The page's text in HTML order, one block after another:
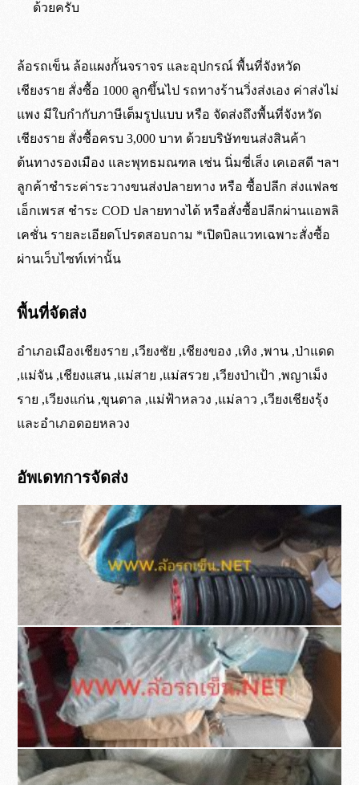
ด้วยครับ
เป็นล้อยางตันธรรมชาติ เนื้อเดียวกันทั้งชิ้น
ยาง
ไม่ใช่ล้อฉีดโฟมด้านใน
ล้อยางตันธรรมชาติ
เขต กทม. ปริมณฑล และจังหวัดใกล้เคียง
จัดส่งด้วยรถทางร้าน
ต่างจังหวัด ส่งผ่าน บ.ขนส่งสินค้าหีบห่อ ต้นทาง
รองเมือง และ พุทธมณฑล ( ค่าระวางจัดส่งสินค้าเก็บ
ที่ปลายทาง )
ดูเพิ่มเติมการจัดส่ง
เขต กทม. และปริมณฑล จัดส่งถึงหน้างาน
ภายใน 5 ชั่วโมง*
สำหรับคำสั่งซื้อที่เสร็จสิ้นภาย ในเวลา 10:00 น.
ต่างจังหวัด ส่งผ่าน บ.ขนส่ง ขึ้นอยู่กับขนส่ง
ที่ใช้*
*จัดส่งทุกวัน ยกเว้นวัน อาทิตย์ และวันหยุดนักขัตฤกษ์
ไม่ต้องรอแชทอีกต่อไป สั่งซื้อผ่านระบบ
ร้านค้าออนไลน์ ได้ตลอด 24 ชั่วโมง
*สั่งซื้อผ่านระบบเว็บไซท์ มีจำนวนขั้นต่ำ 3,000 บาท
ในการสั่งซื้อ
สั่งซื้อผ่านระบบ ร้านค้า
ล้อรถเข็น ล้อแผงกั้นจราจร และอุปกรณ์ พื้นที่จังหวัด
เชียงราย สั่งซื้อ 1000 ลูกขึ้นไป รถทางร้านวิ่งส่งเอง ค่าส่งไม่
แพง มีใบกำกับภาษีเต็มรูปแบบ หรือ จัดส่งถึงพื้นที่จังหวัด
เชียงราย สั่งซื้อครบ 3,000 บาท ด้วยบริษัทขนส่งสินค้า
ต้นทางรองเมือง และพุทธมณฑล เช่น นิ่มซี่เส็ง เคเอสดี ฯลฯ
ลูกค้าชำระค่าระวางขนส่งปลายทาง หรือ ซื้อปลีก ส่งแฟลช
เอ็กเพรส ชำระ COD ปลายทางได้ หรือสั่งซื้อปลีกผ่านแอพลิ
เคชั่น รายละเอียดโปรดสอบถาม *เปิดบิลแวทเฉพาะสั่งซื้อ
ผ่านเว็บไซท์เท่านั้น
พื้นที่จัดส่ง
อำเภอเมืองเชียงราย ,เวียงชัย ,เชียงของ ,เทิง ,พาน ,ป่าแดด
,แม่จัน ,เชียงแสน ,แม่สาย ,แม่สรวย ,เวียงป่าเป้า ,พญาเม็ง
ราย ,เวียงแก่น ,ขุนตาล ,แม่ฟ้าหลวง ,แม่ลาว ,เวียงเชียงรุ้ง
และอำเภอดอยหลวง
อัพเดทการจัดส่ง